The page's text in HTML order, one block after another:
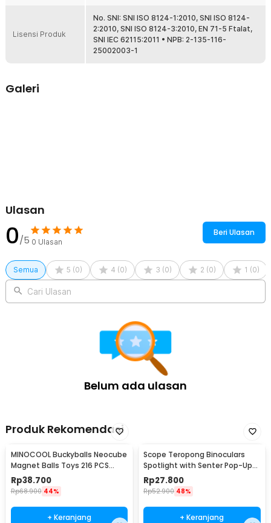
Lisensi Produk
No. SNI: SNI ISO 8124-1:2010, SNI ISO 8124-
2:2010, SNI ISO 8124-3:2010, EN 71-5 Ftalat,
SNI IEC 62115:2011 • NPB: 2-135-116-
25002003-1
Galeri
Ulasan
0/5 0 Ulasan
Beri Ulasan
Semua 5 (0) 4 (0) 3 (0) 2 (0) 1 (0)
Cari Ulasan
Belum ada ulasan
Produk Rekomendasi
MINOCOOL Buckyballs Neocube
Magnet Balls Toys 216 PCS
3mm - TH007004A
Rp38.700
Rp68.900 44%
+ Keranjang
Scope Teropong Binoculars
Spotlight with Senter Pop-Up
Light 4x30mm - JYW-1226
Rp27.800
Rp52.900 48%
+ Keranjang